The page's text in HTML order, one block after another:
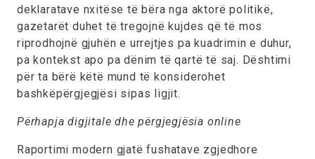
deklaratave nxitëse të bëra nga aktorë politikë,
gazetarët duhet të tregojnë kujdes që të mos
riprodhojnë gjuhën e urrejtjes pa kuadrimin e duhur,
pa kontekst apo pa dënim të qartë të saj. Dështimi
për ta bërë këtë mund të konsiderohet
bashkëpërgjegjësi sipas ligjit.
Përhapja digjitale dhe përgjegjësia online
Raportimi modern gjatë fushatave zgjedhore